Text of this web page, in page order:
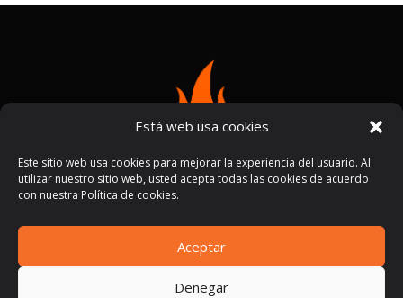
Está web usa cookies
Este sitio web usa cookies para mejorar la experiencia del usuario. Al
utilizar nuestro sitio web, usted acepta todas las cookies de acuerdo
con nuestra Política de cookies.
Aceptar
Denegar
Términos y condiciones|Políticas de privacidad